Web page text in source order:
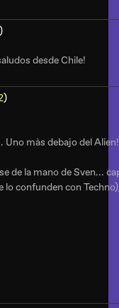
)
desde Chile!
)
Uno màs debajo del Alien!
de la mano de Sven...
lo confunden con